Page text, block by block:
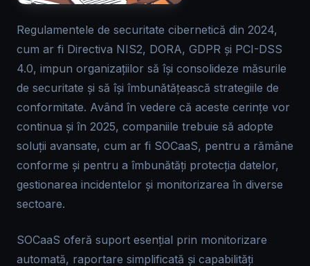
Regulamentele de securitate cibernetică din 2024,
cum ar fi Directiva NIS2, DORA, GDPR și PCI-DSS
4.0, impun organizațiilor să își consolideze măsurile
de securitate și să își îmbunătățească strategiile de
conformitate. Având în vedere că aceste cerințe vor
continua și în 2025, companiile trebuie să adopte
soluții avansate, cum ar fi SOCaaS, pentru a rămâne
conforme și pentru a îmbunătăți protecția datelor,
gestionarea incidentelor și monitorizarea în diverse
sectoare.
SOCaaS oferă suport esențial prin monitorizare
automată, raportare simplificată și capabilități